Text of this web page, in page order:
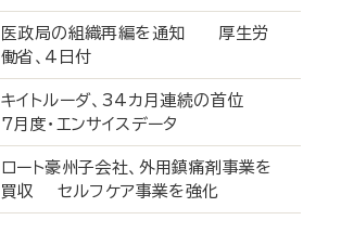
医政局の組織再編を通知 厚生労
働省、4日付
キイトルーダ、34カ月連続の首位
7月度・エンサイスデータ
ロート豪州子会社、外用鎮痛剤事業を
買収 セルフケア事業を強化